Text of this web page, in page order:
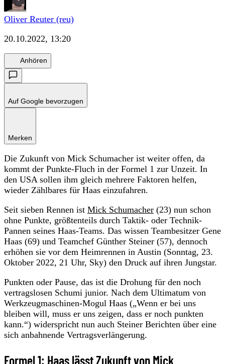
Oliver Reuter (reu)
20.10.2022, 13:20
Anhören
Auf Google bevorzugen
Merken
Die Zukunft von Mick Schumacher ist weiter offen, da
kommt der Punkte-Fluch in der Formel 1 zur Unzeit. In
den USA sollen ihm gleich mehrere Faktoren helfen,
wieder Zählbares für Haas einzufahren.
Seit sieben Rennen ist Mick Schumacher (23) nun schon
ohne Punkte, größtenteils durch Taktik- oder Technik-
Pannen seines Haas-Teams. Das wissen Teambesitzer Gene
Haas (69) und Teamchef Günther Steiner (57), dennoch
erhöhen sie vor dem Heimrennen in Austin (Sonntag, 23.
Oktober 2022, 21 Uhr, Sky) den Druck auf ihren Jungstar.
Punkten oder Pause, das ist die Drohung für den noch
vertragslosen Schumi junior. Nach dem Ultimatum von
Werkzeugmaschinen-Mogul Haas („Wenn er bei uns
bleiben will, muss er uns zeigen, dass er noch punkten
kann.“) widerspricht nun auch Steiner Berichten über eine
sich anbahnende Vertragsverlängerung.
Formel 1: Haas lässt Zukunft von Mick